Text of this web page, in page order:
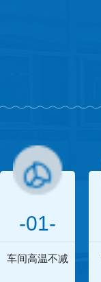
-01-
车间高温不减